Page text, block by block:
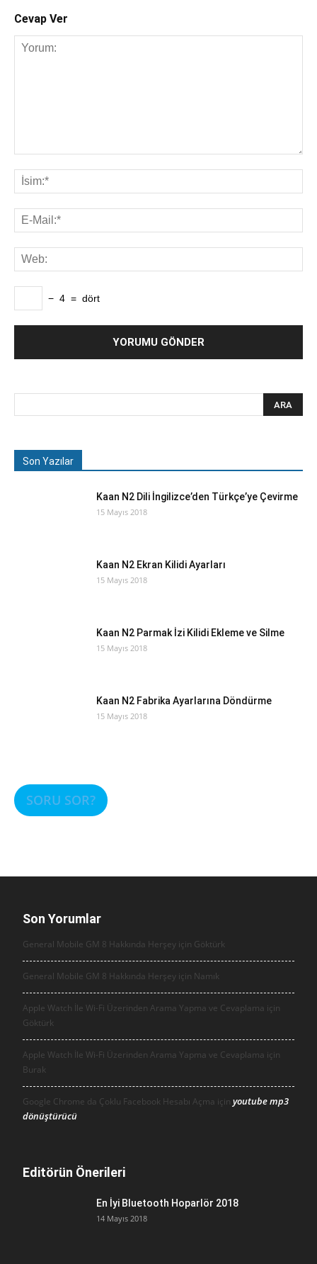
Cevap Ver
− 4 = dört
Son Yazılar
Kaan N2 Dili İngilizce’den Türkçe’ye Çevirme
15 Mayıs 2018
Kaan N2 Ekran Kilidi Ayarları
15 Mayıs 2018
Kaan N2 Parmak İzi Kilidi Ekleme ve Silme
15 Mayıs 2018
Kaan N2 Fabrika Ayarlarına Döndürme
15 Mayıs 2018
SORU SOR?
Son Yorumlar
General Mobile GM 8 Hakkında Herşey için Göktürk
General Mobile GM 8 Hakkında Herşey için Namık
Apple Watch İle Wi-Fi Üzerinden Arama Yapma ve Cevaplama için
Göktürk
Apple Watch İle Wi-Fi Üzerinden Arama Yapma ve Cevaplama için
Burak
Google Chrome da Çoklu Facebook Hesabı Açma için youtube mp3
dönüştürücü
Editörün Önerileri
En İyi Bluetooth Hoparlör 2018
14 Mayıs 2018